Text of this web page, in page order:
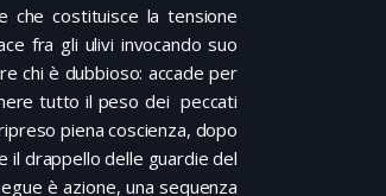
che costituisce la tensione
fra gli ulivi invocando suo
chi è dubbioso: accade per
tutto il peso dei peccati
piena coscienza, dopo
il drappello delle guardie del
è azione, una sequenza